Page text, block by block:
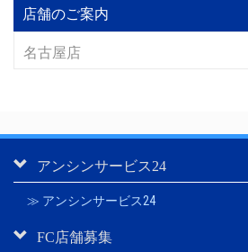
店舗のご案内
名古屋店
アンシンサービス24
≫ アンシンサービス24
FC店舗募集